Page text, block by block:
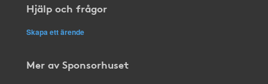
Hjälp och frågor
Skapa ett ärende
Mer av Sponsorhuset